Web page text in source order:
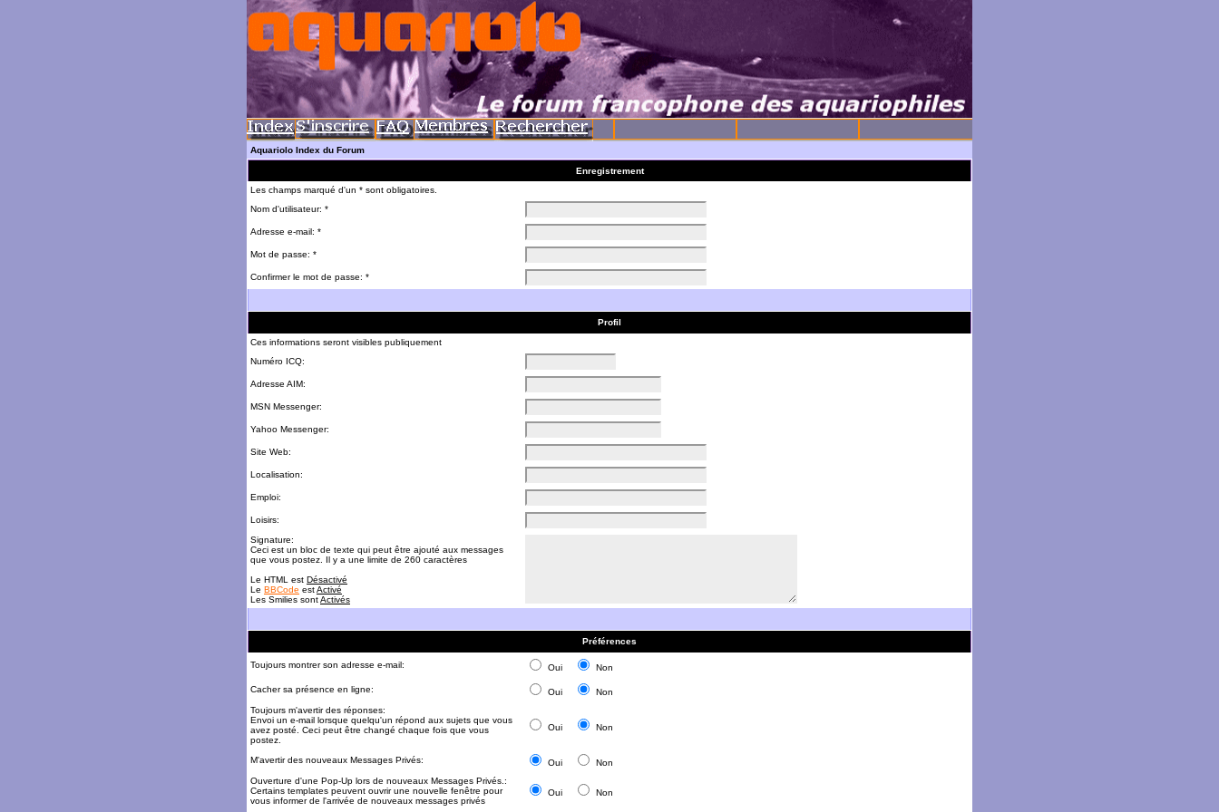
Aquariolo Index du Forum
Enregistrement
Les champs marqué d'un * sont obligatoires.
Nom d'utilisateur: *
Adresse e-mail: *
Mot de passe: *
Confirmer le mot de passe: *
Profil
Ces informations seront visibles publiquement
Numéro ICQ:
Adresse AIM:
MSN Messenger:
Yahoo Messenger:
Site Web:
Localisation:
Emploi:
Loisirs:
Signature:
Ceci est un bloc de texte qui peut être ajouté aux messages
que vous postez. Il y a une limite de 260 caractères
Le HTML est Désactivé
Le BBCode estActivé
Les Smilies sontActivés
Préférences
Toujours montrer son adresse e-mail: Oui Non
Cacher sa présence en ligne: Oui
Non
Toujours m'avertir des réponses:
Envoi un e-mail lorsque quelqu'un répond aux sujets que vous
avez posté. Ceci peut être changé chaque fois que vous
postez.
Oui Non
M'avertir des nouveaux Messages Privés: Oui
Non
Ouverture d'une Pop-Up lors de nouveaux Messages Privés.:
Certains templates peuvent ouvrir une nouvelle fenêtre pour
vous informer de l'arrivée de nouveaux messages privés
Oui Non